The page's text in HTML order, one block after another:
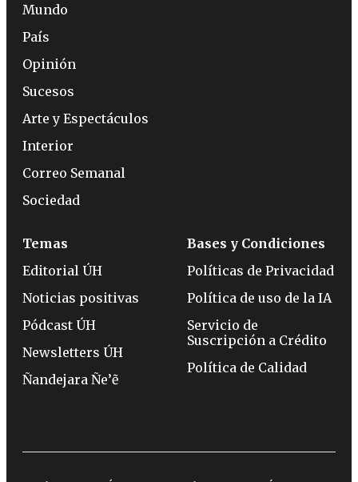
Mundo
País
Opinión
Sucesos
Arte y Espectáculos
Interior
Correo Semanal
Sociedad
Temas
Editorial ÚH
Noticias positivas
Pódcast ÚH
Newsletters ÚH
Ñandejara Ñe’ẽ
Bases y Condiciones
Políticas de Privacidad
Política de uso de la IA
Servicio de
Suscripción a Crédito
Política de Calidad